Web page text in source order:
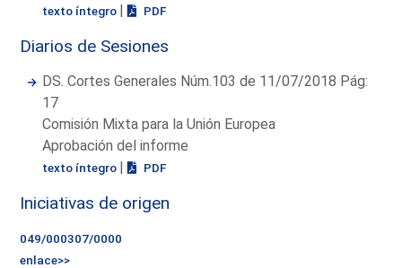
texto íntegro | PDF
Diarios de Sesiones
DS. Cortes Generales Núm.103 de 11/07/2018 Pág:
17
Comisión Mixta para la Unión Europea
Aprobación del informe
texto íntegro | PDF
Iniciativas de origen
049/000307/0000
enlace>>